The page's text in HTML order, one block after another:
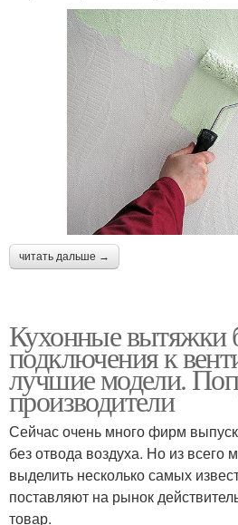
читать дальше →
Кухонные вытяжки
подключения к
лучшие модели.
производители
Сейчас очень много фирм
без отвода воздуха. Но из всего
выделить несколько самых
поставляют на рынок
товар.